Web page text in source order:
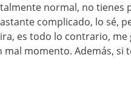
normal, no tienes
complicado, lo sé,
es todo lo contrario,
mal momento. Además, si